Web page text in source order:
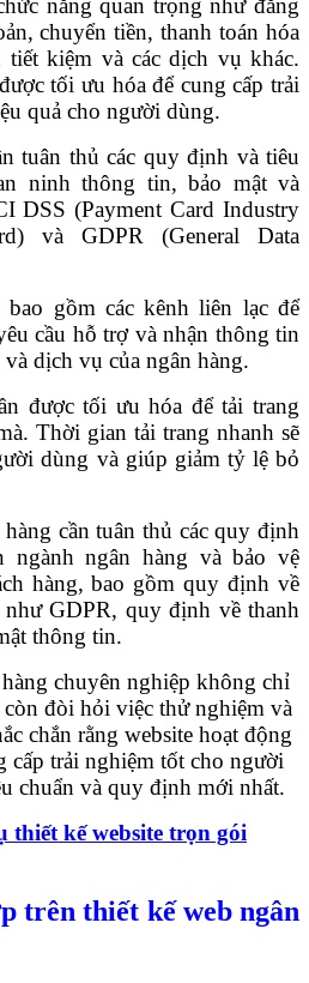
chuyển tiền, thanh toán hóa
kiệm và các dịch vụ khác.
tối ưu hóa để cung cấp trải
quả cho người dùng.
tuân thủ các quy định và tiêu
ninh thông tin, bảo mật và
DSS (Payment Card Industry
và GDPR (General Data
gồm các kênh liên lạc để
cầu hỗ trợ và nhận thông tin
dịch vụ của ngân hàng.
được tối ưu hóa để tải trang
Thời gian tải trang nhanh sẽ
dùng và giúp giảm tỷ lệ bỏ
cần tuân thủ các quy định
ngành ngân hàng và bảo vệ
hàng, bao gồm quy định về
GDPR, quy định về thanh
thông tin.
chuyên nghiệp không chỉ
đòi hỏi việc thử nghiệm và
chắn rằng website hoạt động
cấp trải nghiệm tốt cho người
chuẩn và quy định mới nhất.
thiết kế website trọn gói
trên thiết kế web ngân